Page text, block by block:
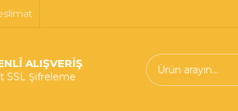
ALIŞVERİŞ
SSL Şifreleme